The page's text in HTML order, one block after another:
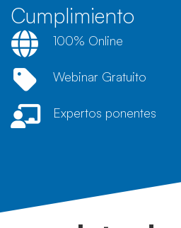
Cumplimiento
100% Online
Webinar Gratuito
Expertos ponentes